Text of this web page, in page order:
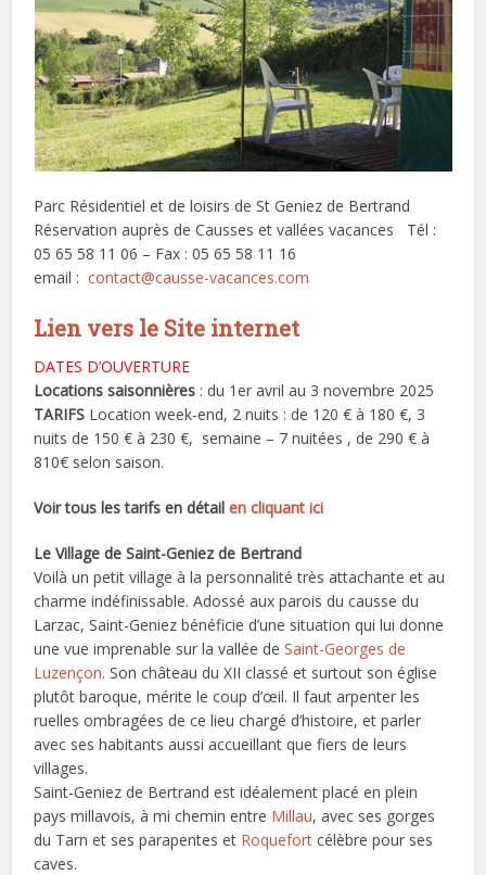
Parc Résidentiel et de loisirs de St Geniez de Bertrand
Réservation auprès de Causses et vallées vacances Tél :
05 65 58 11 06 – Fax : 05 65 58 11 16
email :contact@causse-vacances.com
Lien vers le Site internet
DATES D’OUVERTURE
Locations saisonnières : du 1er avril au 3 novembre 2025
TARIFS Location week-end, 2 nuits : de 120 € à 180 €, 3
nuits de 150 € à 230 €, semaine – 7 nuitées , de 290 € à
810€ selon saison.
Voir tous les tarifs en détailen cliquant ici
Le Village de Saint-Geniez de Bertrand
Voilà un petit village à la personnalité très attachante et au
charme indéfinissable. Adossé aux parois du causse du
Larzac, Saint-Geniez bénéficie d’une situation qui lui donne
une vue imprenable sur la vallée deSaint-Georges de
Luzençon. Son château du XII classé et surtout son église
plutôt baroque, mérite le coup d’œil. Il faut arpenter les
ruelles ombragées de ce lieu chargé d’histoire, et parler
avec ses habitants aussi accueillant que fiers de leurs
villages.
Saint-Geniez de Bertrand est idéalement placé en plein
pays millavois, à mi chemin entre Millau, avec ses gorges
du Tarn et ses parapentes et Roquefort célèbre pour ses
caves.